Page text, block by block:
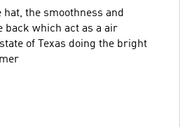
hat, the smoothness and
back which act as a air
of Texas doing the bright